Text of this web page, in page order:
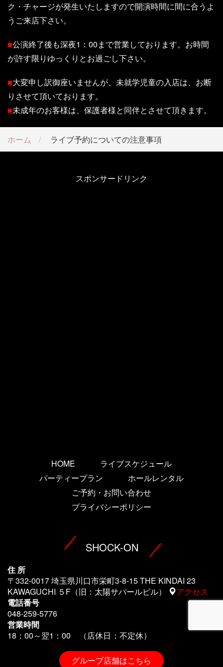
ク・チャージが発生いたしますので開演時間に間に合うよ
うご来店下さい。
■公演終了後も深夜1：00まで営業しております。お時間
が許す限りゆっくりとお過ごし下さい。
■大変申し訳御座いませんが、未就学児童の入店は、お断
りさせて頂いております。
■未成年のお客様は、保護者様と同伴とさせて頂きます。
ホーム ライブ予約についての注意事項
スポンサードリンク
HOME
ライブスケジュール
パーティープラン
ホールレンタル
ご予約・お問い合わせ
プライバシーポリシー
SHOCK-ON
住 所
〒332-0017 埼玉県川口市栄町3-8-15 THE KINDAI 23
KAWAGUCHI ５F（旧：太陽サパールビル）
アクセス
電話番号
048-259-5776
営業時間
18：00～翌1 ：00 （店休日：不定休）
グループ店舗はこちら